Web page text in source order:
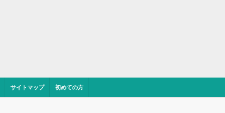
サイトマップ 初めての方